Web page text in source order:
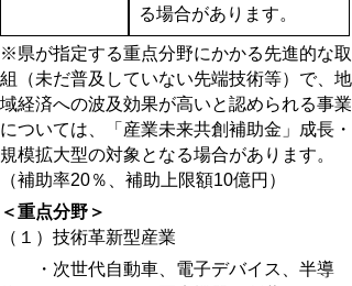
る場合があります。
※県が指定する重点分野にかかる先進的な取
組（未だ普及していない先端技術等）で、地
域経済への波及効果が高いと認められる事業
については、「産業未来共創補助金」成長・
規模拡大型の対象となる場合があります。
（補助率20％、補助上限額10億円）
＜重点分野＞
（１）技術革新型産業
・次世代自動車、電子デバイス、半導